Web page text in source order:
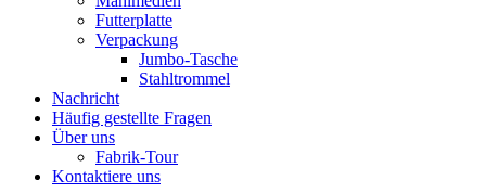
Futterplatte
Verpackung
Jumbo-Tasche
Stahltrommel
Nachricht
Häufig gestellte Fragen
Über uns
Fabrik-Tour
Kontaktiere uns